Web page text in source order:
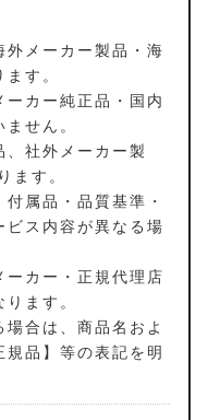
外メーカー製品・海
す。
ーカー純正品・国内
せん。
、社外メーカー製
ます。
属品・品質基準・
ビス内容が異なる場
ーカー・正規代理店
ます。
場合は、商品名およ
品】等の表記を明